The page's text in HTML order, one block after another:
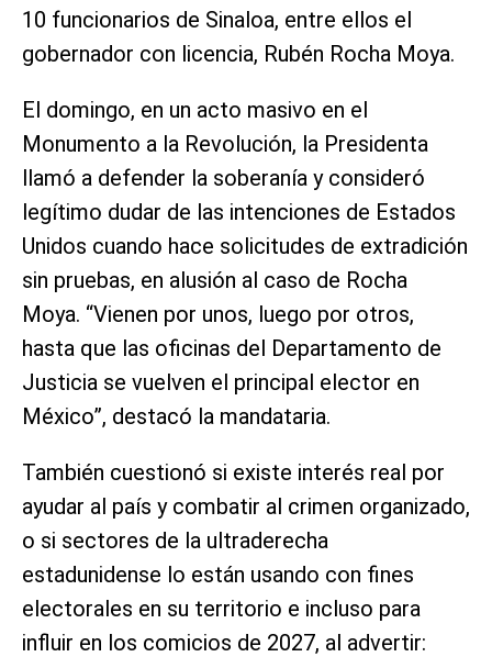
10 funcionarios de Sinaloa, entre ellos el
gobernador con licencia, Rubén Rocha Moya.
El domingo, en un acto masivo en el
Monumento a la Revolución, la Presidenta
llamó a defender la soberanía y consideró
legítimo dudar de las intenciones de Estados
Unidos cuando hace solicitudes de extradición
sin pruebas, en alusión al caso de Rocha
Moya. “Vienen por unos, luego por otros,
hasta que las oficinas del Departamento de
Justicia se vuelven el principal elector en
México”, destacó la mandataria.
También cuestionó si existe interés real por
ayudar al país y combatir al crimen organizado,
o si sectores de la ultraderecha
estadunidense lo están usando con fines
electorales en su territorio e incluso para
influir en los comicios de 2027, al advertir: